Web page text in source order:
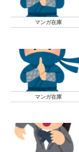
マンガ在庫
マンガ在庫